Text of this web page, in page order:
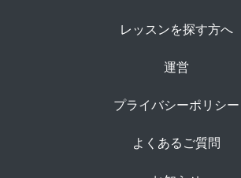
レッスンを探す方へ
運営
プライバシーポリシー
よくあるご質問